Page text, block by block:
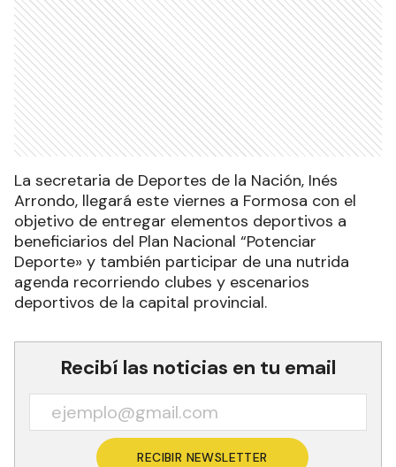
La secretaria de Deportes de la Nación, Inés
Arrondo, llegará este viernes a Formosa con el
objetivo de entregar elementos deportivos a
beneficiarios del Plan Nacional “Potenciar
Deporte» y también participar de una nutrida
agenda recorriendo clubes y escenarios
deportivos de la capital provincial.
Recibí las noticias en tu email
RECIBIR NEWSLETTER